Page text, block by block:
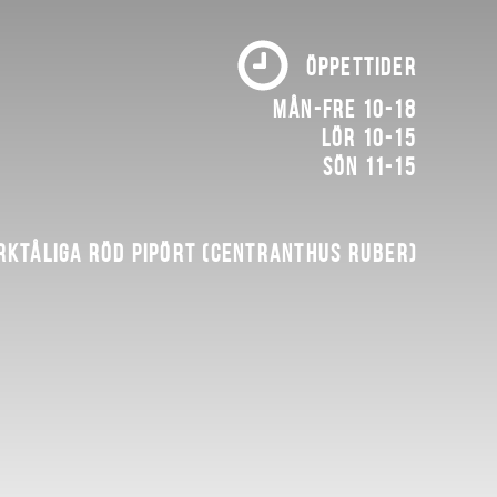
ÖPPETTIDER
Mån-fre 10-18
Lör 10-15
Sön 11-15
röd pipört (Centranthus ruber)